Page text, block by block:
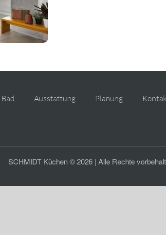
Bad Ausstattung Planung
SCHMIDT Küchen © 2026 | Alle Rechte